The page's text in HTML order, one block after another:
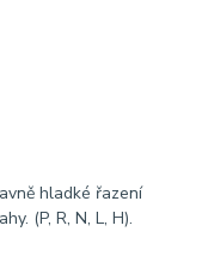
hladké řazení
(P, R, N, L, H).